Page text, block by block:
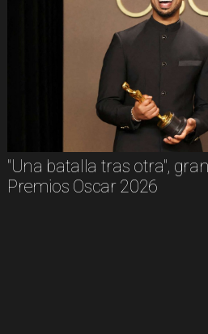
"Una batalla tras otra",
Premios Oscar 2026